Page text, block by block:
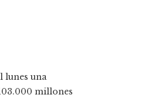
lunes una
millones